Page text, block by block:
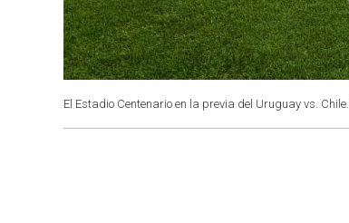
El Estadio Centenario en la previa del Uruguay vs. Chile.